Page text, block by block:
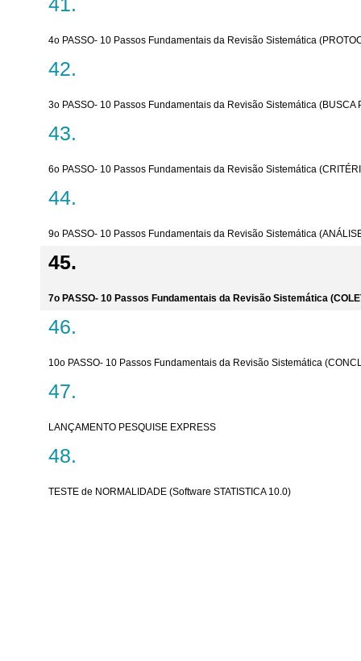
4o PASSO- 10 Passos Fundamentais da Revisão Sistemática
3o PASSO- 10 Passos Fundamentais da Revisão Sistemática (BUSCA
6o PASSO- 10 Passos Fundamentais da Revisão Sistemática
9o PASSO- 10 Passos Fundamentais da Revisão Sistemática
7o PASSO- 10 Passos Fundamentais da Revisão Sistemática
10o PASSO- 10 Passos Fundamentais da Revisão Sistemática
LANÇAMENTO PESQUISE EXPRESS
TESTE de NORMALIDADE (Software STATISTICA 10.0)